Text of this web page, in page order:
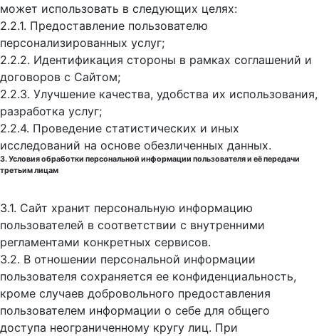
может использовать в следующих целях:
2.2.1. Предоставление пользователю
персонализированных услуг;
2.2.2. Идентификация стороны в рамках соглашений и
договоров с Сайтом;
2.2.3. Улучшение качества, удобства их использования,
разработка услуг;
2.2.4. Проведение статистических и иных
исследований на основе обезличенных данных.
3. Условия обработки персональной информации пользователя и её передачи
третьим лицам
3.1. Сайт хранит персональную информацию
пользователей в соответствии с внутренними
регламентами конкретных сервисов.
3.2. В отношении персональной информации
пользователя сохраняется ее конфиденциальность,
кроме случаев добровольного предоставления
пользователем информации о себе для общего
доступа неограниченному кругу лиц. При